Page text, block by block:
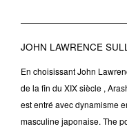
JOHN LAWRENCE
En choisissant John
de la fin du XIX siècle ,
est entré avec dynamisme
masculine japonaise. The